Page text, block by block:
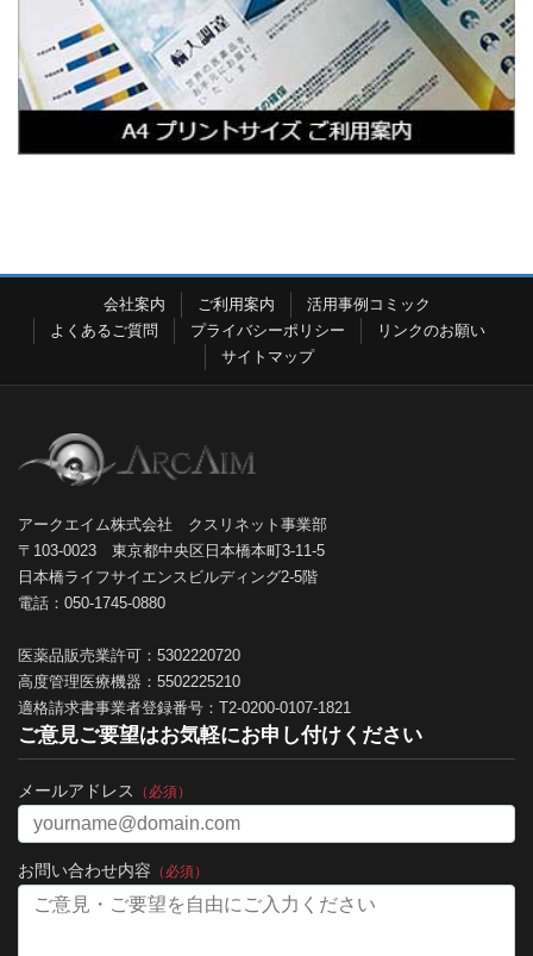
会社案内 ご利用案内
活用事例コミック
よくあるご質問
プライバシーポリシー
リンクのお願い
サイトマップ
アークエイム株式会社 クスリネット事業部
〒103-0023 東京都中央区日本橋本町3-11-5
日本橋ライフサイエンスビルディング2-5階
電話：050-1745-0880
医薬品販売業許可：5302220720
高度管理医療機器：5502225210
適格請求書事業者登録番号：T2-0200-0107-1821
ご意見ご要望はお気軽にお申し付けください
メールアドレス （必須）
お問い合わせ内容 （必須）